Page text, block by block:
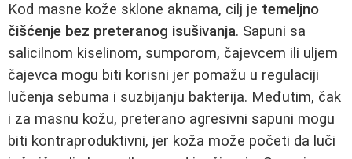
Kod masne kože sklone aknama, cilj je temeljno
čišćenje bez preteranog isušivanja. Sapuni sa
salicilnom kiselinom, sumporom, čajevcem ili uljem
čajevca mogu biti korisni jer pomažu u regulaciji
lučenja sebuma i suzbijanju bakterija. Međutim, čak
i za masnu kožu, preterano agresivni sapuni mogu
biti kontraproduktivni, jer koža može početi da luči